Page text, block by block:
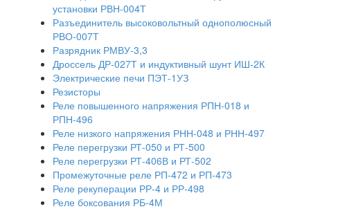
установки РВН-004Т
Разъединитель высоковольтный однополюсный
РВО-007Т
Разрядник РМВУ-3,3
Дроссель ДР-027Т и индуктивный шунт ИШ-2К
Электрические печи ПЭТ-1УЗ
Резисторы
Реле повышенного напряжения РПН-018 и
РПН-496
Реле низкого напряжения РНН-048 и РНН-497
Реле перегрузки РТ-050 и РТ-500
Реле перегрузки РТ-406В и РТ-502
Промежуточные реле РП-472 и РП-473
Реле рекуперации РР-4 и РР-498
Реле боксования РБ-4М